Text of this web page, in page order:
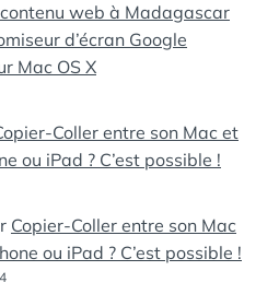
web à Madagascar
d’écran Google
Mac OS X
Coller entre son Mac et
ou iPad ? C’est possible !
Copier-Coller entre son Mac
ou iPad ? C’est possible !